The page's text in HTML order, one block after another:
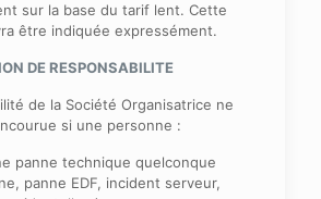
sur la base du tarif lent. Cette
être indiquée expressément.
DE RESPONSABILITE
de la Société Organisatrice ne
si une personne :
panne technique quelconque
panne EDF, incident serveur,